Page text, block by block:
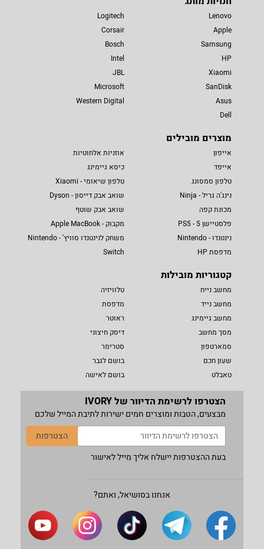
Lenovo
Apple
Samsung
HP
Xiaomi
SanDisk
Asus
Dell
Logitech
Corsair
Bosch
Intel
JBL
Microsoft
Western Digital
מוצרים מובילים
אייפון
אייפד
טלפון סמסונג
נינג'ה גריל - Ninja
מכונת קפה
פלסטיישן 5 - PS5
נינטנדו - Nintendo
מדפסת HP
אוזניות אלחוטיות
כיסא גיימינג
טלפון שיאומי - Xiaomi
שואב אבק דייסון - Dyson
שואב אבק שוטף
מקבוק - Apple MacBook
משחק לנינטנדו סוויץ' - Nintendo
Switch
קטגוריות מובילות
מחשב נייח
מחשב נייד
מחשב גיימינג
מסך מחשב
סמארטפון
שעון חכם
טאבלט
טלוויזיה
מדפסת
ראוטר
דיסק חיצוני
סטרימר
בושם לגבר
בושם לאישה
הצטרפו לרשימת הדיוור של IVORY
מבצעים, הטבות ומוצרים חמים ישירות לתיבת המייל שלכם
הצטרפות
בעת ההצטרפות יישלח אליך מייל לאישור
אנחנו בסושיאל, ואתם?